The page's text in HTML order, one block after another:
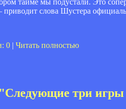
тайме мы подустали. Это
приводит слова Шустера
0 | Читать полностью
три